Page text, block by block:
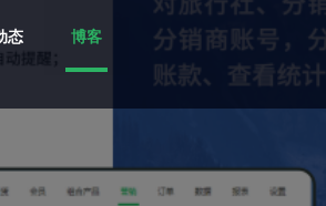
态 博客